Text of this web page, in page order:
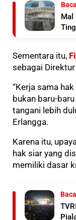
Mal
Sementara itu,
sebagai
“Kerja sama
bukan baru-
tangani lebih
Erlangga.
Karena itu,
hak siar yang
memiliki dasar